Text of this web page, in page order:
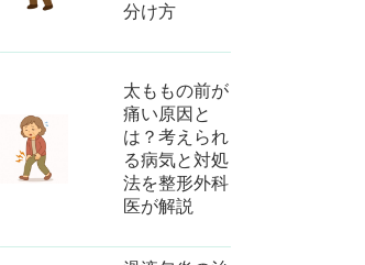
分け方
太ももの前が
痛い原因と
は？考えられ
る病気と対処
法を整形外科
医が解説